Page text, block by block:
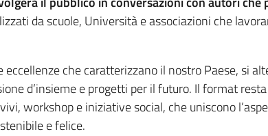
da scuole, Università e associazioni che
che caratterizzano il nostro Paese, si
d’insieme e progetti per il futuro. Il format
workshop e iniziative social, che uniscono
e felice.